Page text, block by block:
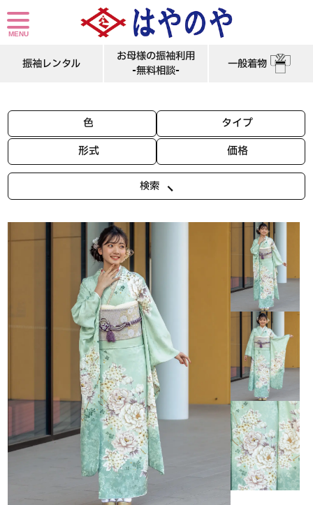
振袖レンタル
お母様の振袖利用
-無料相談-
一般着物
色
タイプ
形式
価格
検索